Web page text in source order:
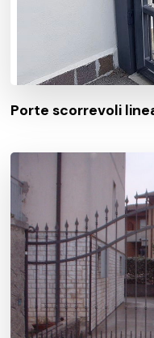
Porte scorrevoli